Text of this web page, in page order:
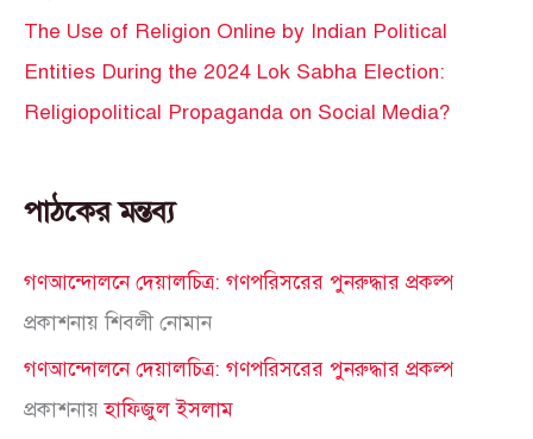
The Use of Religion Online by Indian Political
Entities During the 2024 Lok Sabha Election:
Religiopolitical Propaganda on Social Media?
পাঠকের মন্তব্য
গণআন্দোলনে দেয়ালচিত্র: গণপরিসরের পুনরুদ্ধার প্রকল্প
প্রকাশনায়শিবলী নোমান
গণআন্দোলনে দেয়ালচিত্র: গণপরিসরের পুনরুদ্ধার প্রকল্প
প্রকাশনায়হাফিজুল ইসলাম